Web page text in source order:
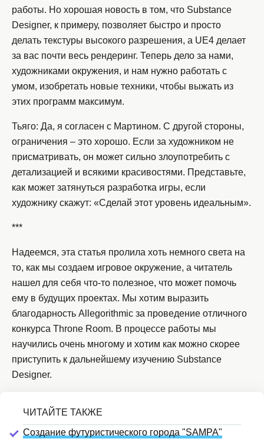
работы. Но хорошая новость в том, что Substance
Designer, к примеру, позволяет быстро и просто
делать текстуры высокого разрешения, а UE4 делает
за вас почти весь рендеринг. Теперь дело за нами,
художниками окружения, и нам нужно работать с
умом, изобретать новые техники, чтобы выжать из
этих программ максимум.
Тьяго: Да, я согласен с Мартином. С другой стороны,
ограничения – это хорошо. Если за художником не
присматривать, он может сильно злоупотребить с
детализацией и всякими красивостями. Представьте,
как может затянуться разработка игры, если
художнику скажут: «Сделай этот уровень идеальным».
***
Надеемся, эта статья пролила хоть немного света на
то, как мы создаем игровое окружение, а читатель
нашел для себя что-то полезное, что может помочь
ему в будущих проектах. Мы хотим выразить
благодарность Allegorithmic за проведение отличного
конкурса Throne Room. В процессе работы мы
научились очень многому и хотим как можно скорее
приступить к дальнейшему изучению Substance
Designer.
Создание футуристического города "SAMPA"